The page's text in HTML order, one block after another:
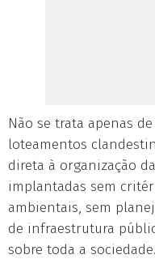
Não se trata apenas
loteamentos
direta à organização
implantadas sem
ambientais, sem
de infraestrutura
sobre toda a